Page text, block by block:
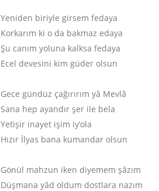
Yeniden biriyle girsem fedaya
Korkarım ki o da bakmaz edaya
Şu canım yoluna kalksa fedaya
Ecel devesini kim güder olsun
Gece gündüz çağırırım yâ Mevlâ
Sana hep ayandır şer ile bela
Yetişir inayet işim iy’ola
Hızır İlyas bana kumandar olsun
Gönül mahzun iken diyemem şâzım
Düşmana yâd oldum dostlara nazım